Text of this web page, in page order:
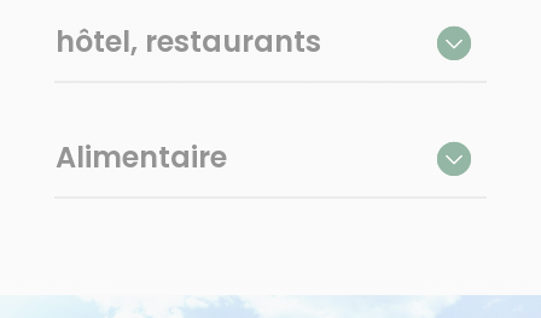
hôtel, restaurants
Alimentaire